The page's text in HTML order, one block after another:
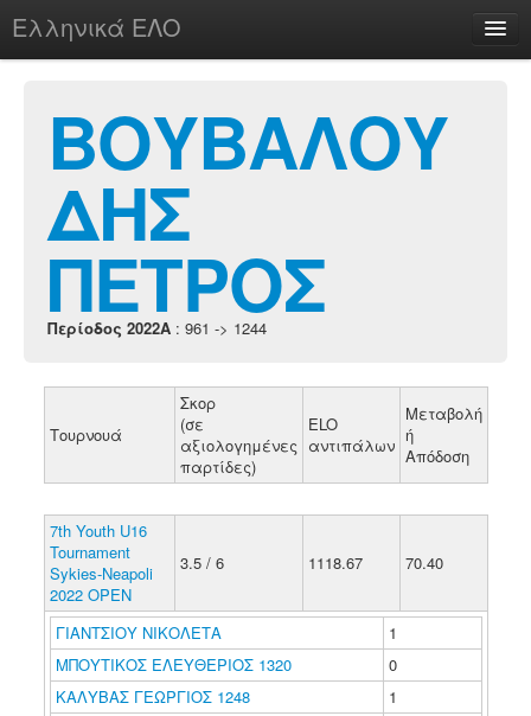
Ελληνικά ΕΛΟ
chesstu.be @ discord
Login
ΒΟΥΒΑΛΟΥ
ΔΗΣ
ΠΕΤΡΟΣ
Περίοδος 2022A : 961 -> 1244
Τουρνουά
Σκορ
(σε
αξιολογημένες
παρτίδες)
ELO
αντιπάλων
Μεταβολή
ή
Απόδοση
7th Youth U16
Tournament
Sykies-Neapoli
2022 OPEN
3.5 / 6 1118.67 70.40
ΓΙΑΝΤΣΙΟΥ ΝΙΚΟΛΕΤΑ
1
ΜΠΟΥΤΙΚΟΣ ΕΛΕΥΘΕΡΙΟΣ 1320
0
ΚΑΛΥΒΑΣ ΓΕΩΡΓΙΟΣ 1248
1